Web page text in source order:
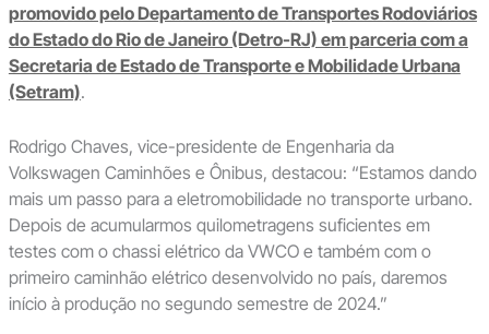
promovido pelo Departamento de Transportes Rodoviários
do Estado do Rio de Janeiro (Detro-RJ) em parceria com a
Secretaria de Estado de Transporte e Mobilidade Urbana
(Setram).
Rodrigo Chaves, vice-presidente de Engenharia da
Volkswagen Caminhões e Ônibus, destacou: “Estamos dando
mais um passo para a eletromobilidade no transporte urbano.
Depois de acumularmos quilometragens suficientes em
testes com o chassi elétrico da VWCO e também com o
primeiro caminhão elétrico desenvolvido no país, daremos
início à produção no segundo semestre de 2024.”